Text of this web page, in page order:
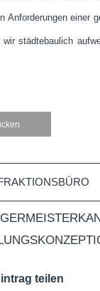
einer
städtebaulich
teilen